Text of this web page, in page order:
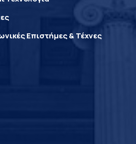
Επιστήμες & Τέχνες